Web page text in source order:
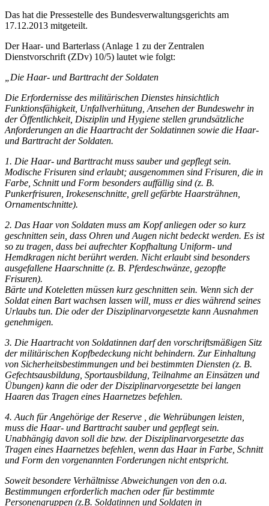
Das hat die Pressestelle des Bundesverwaltungsgerichts am
17.12.2013 mitgeteilt.
Der Haar- und Barterlass (Anlage 1 zu der Zentralen
Dienstvorschrift (ZDv) 10/5) lautet wie folgt:
„Die Haar- und Barttracht der Soldaten
Die Erfordernisse des militärischen Dienstes hinsichtlich
Funktionsfähigkeit, Unfallverhütung, Ansehen der Bundeswehr in
der Öffentlichkeit, Disziplin und Hygiene stellen grundsätzliche
Anforderungen an die Haartracht der Soldatinnen sowie die Haar-
und Barttracht der Soldaten.
1. Die Haar- und Barttracht muss sauber und gepflegt sein.
Modische Frisuren sind erlaubt; ausgenommen sind Frisuren, die in
Farbe, Schnitt und Form besonders auffällig sind (z. B.
Punkerfrisuren, Irokesenschnitte, grell gefärbte Haarsträhnen,
Ornamentschnitte).
2. Das Haar von Soldaten muss am Kopf anliegen oder so kurz
geschnitten sein, dass Ohren und Augen nicht bedeckt werden. Es ist
so zu tragen, dass bei aufrechter Kopfhaltung Uniform- und
Hemdkragen nicht berührt werden. Nicht erlaubt sind besonders
ausgefallene Haarschnitte (z. B. Pferdeschwänze, gezopfte
Frisuren).
Bärte und Koteletten müssen kurz geschnitten sein. Wenn sich der
Soldat einen Bart wachsen lassen will, muss er dies während seines
Urlaubs tun. Die oder der Disziplinarvorgesetzte kann Ausnahmen
genehmigen.
3. Die Haartracht von Soldatinnen darf den vorschriftsmäßigen Sitz
der militärischen Kopfbedeckung nicht behindern. Zur Einhaltung
von Sicherheitsbestimmungen und bei bestimmten Diensten (z. B.
Gefechtsausbildung, Sportausbildung, Teilnahme an Einsätzen und
Übungen) kann die oder der Disziplinarvorgesetzte bei langen
Haaren das Tragen eines Haarnetzes befehlen.
4. Auch für Angehörige der Reserve , die Wehrübungen leisten,
muss die Haar- und Barttracht sauber und gepflegt sein.
Unabhängig davon soll die bzw. der Disziplinarvorgesetzte das
Tragen eines Haarnetzes befehlen, wenn das Haar in Farbe, Schnitt
und Form den vorgenannten Forderungen nicht entspricht.
Soweit besondere Verhältnisse Abweichungen von den o.a.
Bestimmungen erforderlich machen oder für bestimmte
Personengruppen (z.B. Soldatinnen und Soldaten in